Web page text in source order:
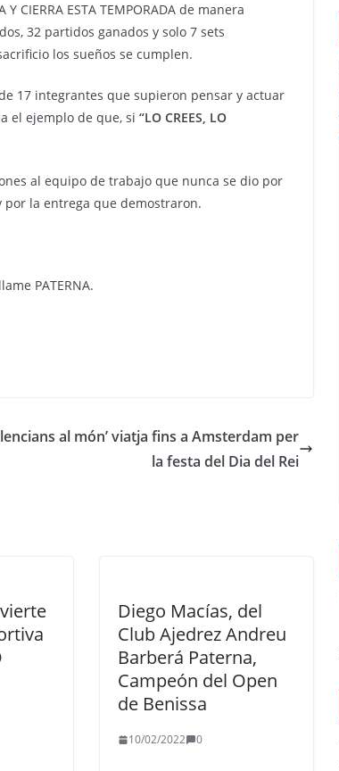
CIERRA ESTA TEMPORADA de manera
32 partidos ganados y solo 7 sets
los sueños se cumplen.
de 17 integrantes que supieron pensar y actuar
el ejemplo de que, si “LO CREES, LO
al equipo de trabajo que nunca se dio por
por la entrega que demostraron.
PATERNA.
al món’ viatja fins a Amsterdam per
la festa del Dia del Rei
Diego Macías, del
Club Ajedrez Andreu
Barberá Paterna,
Campeón del Open
de Benissa
10/02/2022 0